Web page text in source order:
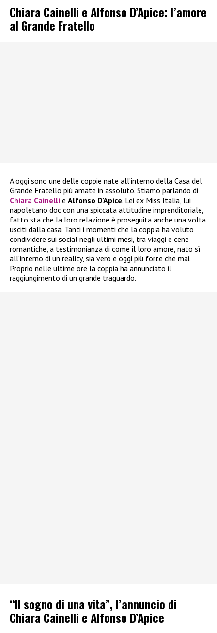
Chiara Cainelli e Alfonso D’Apice: l’amore
al Grande Fratello
A oggi sono une delle coppie nate all’interno della Casa del
Grande Fratello più amate in assoluto. Stiamo parlando di
Chiara Cainelli e Alfonso D’Apice. Lei ex Miss Italia, lui
napoletano doc con una spiccata attitudine imprenditoriale,
fatto sta che la loro relazione è proseguita anche una volta
usciti dalla casa. Tanti i momenti che la coppia ha voluto
condividere sui social negli ultimi mesi, tra viaggi e cene
romantiche, a testimonianza di come il loro amore, nato sì
all’interno di un reality, sia vero e oggi più forte che mai.
Proprio nelle ultime ore la coppia ha annunciato il
raggiungimento di un grande traguardo.
“Il sogno di una vita”, l’annuncio di
Chiara Cainelli e Alfonso D’Apice